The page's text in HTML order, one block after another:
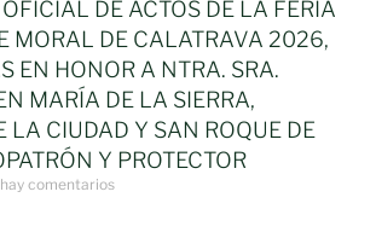
DE ACTOS DE LA FERIA
MORAL DE CALATRAVA 2026,
EN HONOR A NTRA. SRA.
MARÍA DE LA SIERRA,
LA CIUDAD Y SAN ROQUE DE
Y PROTECTOR
comentarios